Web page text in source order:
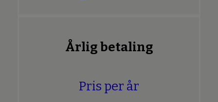
Årlig betaling
Pris per år